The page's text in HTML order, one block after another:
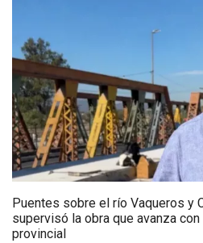
Puentes sobre el río Vaqueros y
supervisó la obra que avanza
provincial